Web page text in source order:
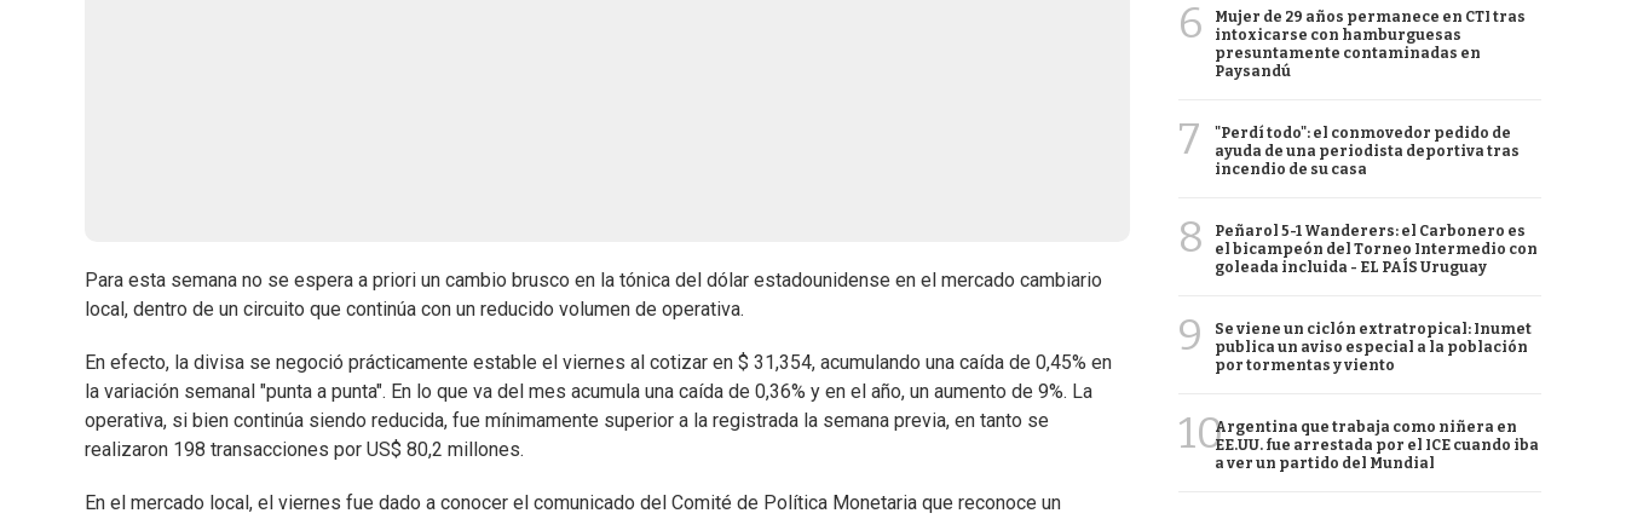
Para esta semana no se espera a priori un cambio brusco en la tónica del dólar estadounidense en el mercado cambiario
local, dentro de un circuito que continúa con un reducido volumen de operativa.
En efecto, la divisa se negoció prácticamente estable el viernes al cotizar en $ 31,354, acumulando una caída de 0,45% en
la variación semanal "punta a punta". En lo que va del mes acumula una caída de 0,36% y en el año, un aumento de 9%. La
operativa, si bien continúa siendo reducida, fue mínimamente superior a la registrada la semana previa, en tanto se
realizaron 198 transacciones por US$ 80,2 millones.
En el mercado local, el viernes fue dado a conocer el comunicado del Comité de Política Monetaria que reconoce un
6
Mujer de 29 años permanece en CTI tras
intoxicarse con hamburguesas
presuntamente contaminadas en
Paysandú
7
"Perdí todo": el conmovedor pedido de
ayuda de una periodista deportiva tras
incendio de su casa
8
Peñarol 5-1 Wanderers: el Carbonero es
el bicampeón del Torneo Intermedio con
goleada incluida - EL PAÍS Uruguay
9
Se viene un ciclón extratropical: Inumet
publica un aviso especial a la población
por tormentas y viento
10Argentina que trabaja como niñera en
EE.UU. fue arrestada por el ICE cuando iba
a ver un partido del Mundial